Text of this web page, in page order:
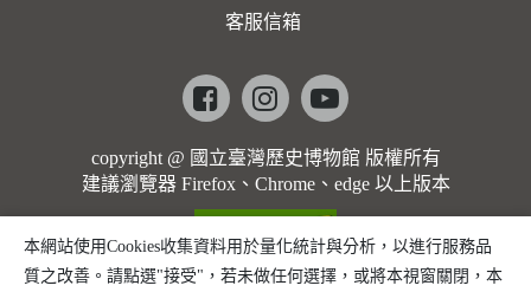
客服信箱
Facebookinstagramyoutube
copyright @ 國立臺灣歷史博物館 版權所有
建議瀏覽器 Firefox、Chrome、edge 以上版本
本網站使用Cookies收集資料用於量化統計與分析，以進行服務品
質之改善。請點選"接受"，若未做任何選擇，或將本視窗關閉，本